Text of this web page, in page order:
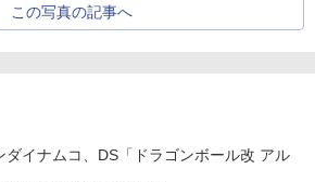
この写真の記事へ
ダイナムコ、DS「ドラゴンボール改 アル